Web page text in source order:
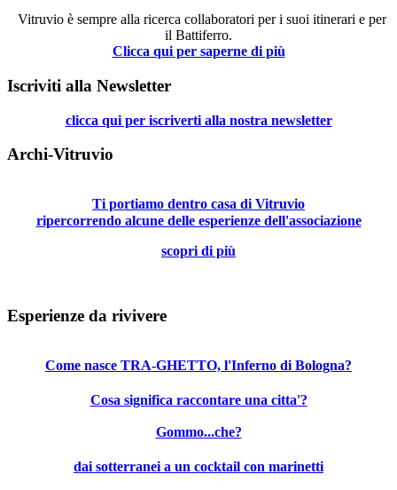
Vitruvio è sempre alla ricerca collaboratori per i suoi itinerari e per
il Battiferro.
Clicca qui per saperne di più
Iscriviti alla Newsletter
clicca qui per iscriverti alla nostra newsletter
Archi-Vitruvio
Ti portiamo dentro casa di Vitruvio
ripercorrendo alcune delle esperienze dell'associazione
scopri di più
Esperienze da rivivere
Come nasce TRA-GHETTO, l'Inferno di Bologna?
Cosa significa raccontare una citta'?
Gommo...che?
dai sotterranei a un cocktail con marinetti